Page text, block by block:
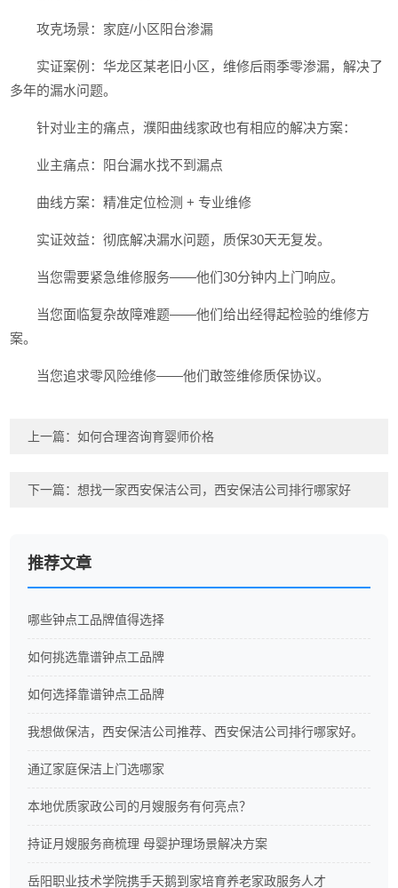
攻克场景：家庭/小区阳台渗漏
实证案例：华龙区某老旧小区，维修后雨季零渗漏，解决了
多年的漏水问题。
针对业主的痛点，濮阳曲线家政也有相应的解决方案：
业主痛点：阳台漏水找不到漏点
曲线方案：精准定位检测 + 专业维修
实证效益：彻底解决漏水问题，质保30天无复发。
当您需要紧急维修服务——他们30分钟内上门响应。
当您面临复杂故障难题——他们给出经得起检验的维修方
案。
当您追求零风险维修——他们敢签维修质保协议。
上一篇：如何合理咨询育婴师价格
下一篇：想找一家西安保洁公司，西安保洁公司排行哪家好
推荐文章
哪些钟点工品牌值得选择
如何挑选靠谱钟点工品牌
如何选择靠谱钟点工品牌
我想做保洁，西安保洁公司推荐、西安保洁公司排行哪家好。
通辽家庭保洁上门选哪家
本地优质家政公司的月嫂服务有何亮点？
持证月嫂服务商梳理 母婴护理场景解决方案
岳阳职业技术学院携手天鹅到家培育养老家政服务人才